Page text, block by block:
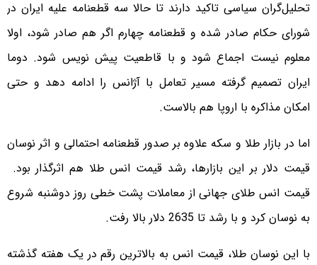
تحلیل‌گران سیاسی تاکید دارند تا حالا سه قطعنامه علیه ایران در
شورای حکام صادر شده و قطعنامه چهارم اگر هم صادر شود، اولا
معلوم نیست اجماع شود و با قاطعیت پیش نویس شود. دوما
ایران تصمیم گرفته مسیر تعامل با آژانس را ادامه دهد و حتی
امکان مذاکره با اروپا هم بالاست.
اما در بازار طلا و سکه علاوه بر صدور قطعنامه احتمالی و اثر نوسان
قیمت دلار بر این بازارها، رشد قیمت انس طلا هم اثرگذار بود.
قیمت انس طلای جهانی از معاملات پشت خطی روز دوشنبه شروع
به نوسان کرد و با رشد تا 2635 دلار بالا رفت.
با این نوسان طلا، قیمت انس به بالاترین رقم در یک هفته گذشته